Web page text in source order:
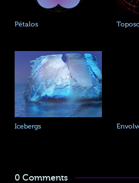
Pétalos
Icebergs
0 Comments